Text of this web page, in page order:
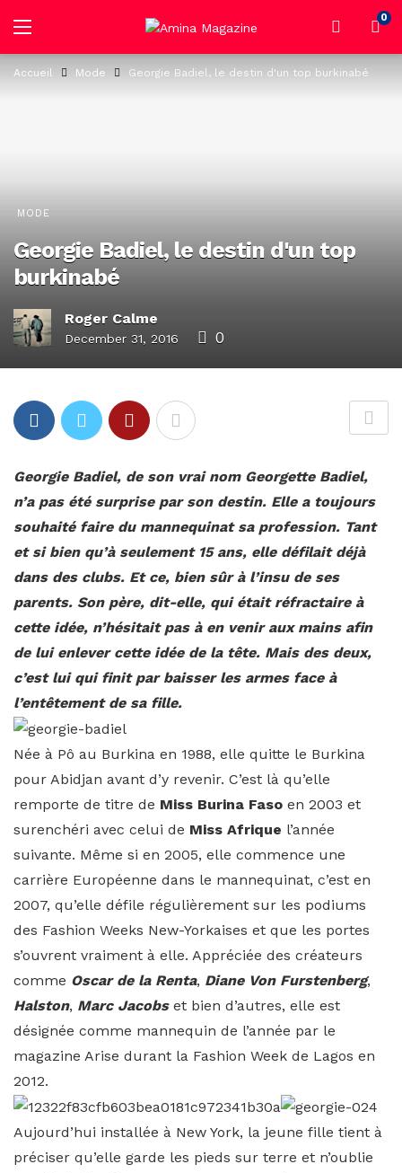
0
Accueil Mode Georgie Badiel, le destin d'un top burkinabé
MODE
Georgie Badiel, le destin d'un top
burkinabé
Roger Calme
December 31, 2016 0
Georgie Badiel, de son vrai nom Georgette Badiel,
n’a pas été surprise par son destin. Elle a toujours
souhaité faire du mannequinat sa profession. Tant
et si bien qu’à seulement 15 ans, elle défilait déjà
dans des clubs. Et ce, bien sûr à l’insu de ses
parents. Son père, dit-elle, qui était réfractaire à
cette idée, n’hésitait pas à en venir aux mains afin
de lui enlever cette idée de la tête. Mais des deux,
c’est lui qui finit par baisser les armes face à
l’entêtement de sa fille.
Née à Pô au Burkina en 1988, elle quitte le Burkina
pour Abidjan avant d’y revenir. C’est là qu’elle
remporte de titre de Miss Burina Faso en 2003 et
surenchéri avec celui de Miss Afrique l’année
suivante. Même si en 2005, elle commence une
carrière Européenne dans le mannequinat, c’est en
2007, qu’elle défile régulièrement sur les podiums
des Fashion Weeks New-Yorkaises et que les portes
s’ouvrent vraiment à elle. Appréciée des créateurs
comme Oscar de la Renta, Diane Von Furstenberg,
Halston, Marc Jacobset bien d’autres, elle est
désignée comme mannequin de l’année par le
magazine Arise durant la Fashion Week de Lagos en
2012.
Aujourd’hui installée à New York, la jeune fille tient à
préciser qu’elle garde les pieds sur terre et n’oublie